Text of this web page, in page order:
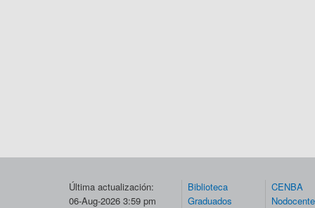
Última actualización:
06-Aug-2026 3:59 pm
Biblioteca
Graduados
CENBA